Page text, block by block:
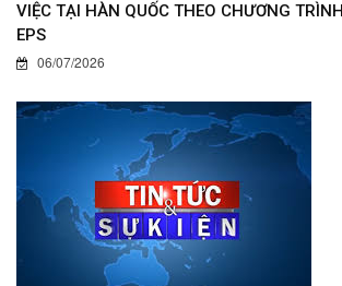
VIỆC TẠI HÀN QUỐC THEO CHƯƠNG TRÌNH
EPS
06/07/2026